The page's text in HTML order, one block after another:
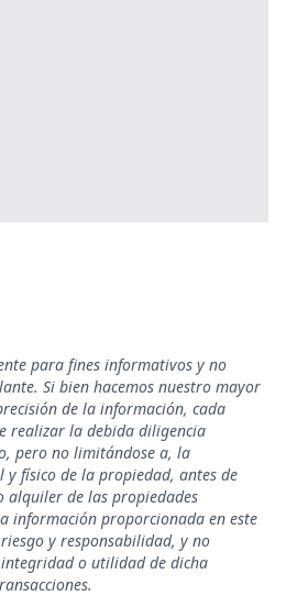
para fines informativos y no
Si bien hacemos nuestro mayor
de la información, cada
realizar la debida diligencia
pero no limitándose a, la
y físico de la propiedad, antes de
de las propiedades
información proporcionada en este
y responsabilidad, y no
o utilidad de dicha